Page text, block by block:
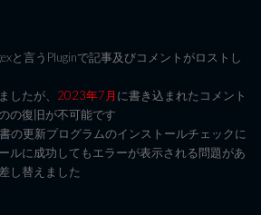
と言うPluginで記事及びコメントがロストし
したが、 2023年7月に書き込まれたコメント
の復旧が不可能です
の更新プログラムのインストールチェックに
ルに成功してもエラーが表示される問題があ
し替えました